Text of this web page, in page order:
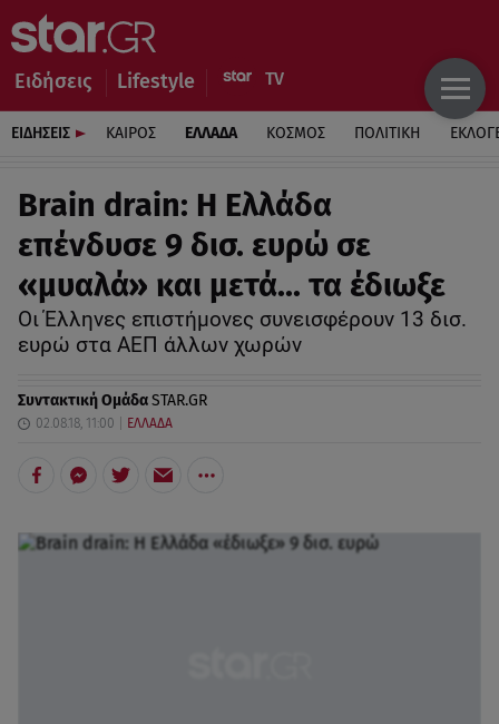
Ειδήσεις Lifestyle
ΕΙΔΗΣΕΙΣ ΚΑΙΡΟΣ ΕΛΛΑΔΑ ΚΟΣΜΟΣ ΠΟΛΙΤΙΚΗ
Brain drain: Η Ελλάδα
επένδυσε 9 δισ. ευρώ σε
«μυαλά» και μετά... τα έδιωξε
Οι Έλληνες επιστήμονες συνεισφέρουν 13 δισ.
ευρώ στα ΑΕΠ άλλων χωρών
Συντακτική ΟμάδαSTAR.GR
02.08.18, 11:00 ΕΛΛΑΔΑ